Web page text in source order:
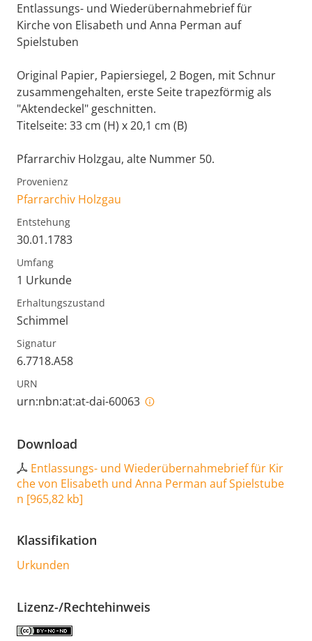
Entlassungs- und Wiederübernahmebrief für
Kirche von Elisabeth und Anna Perman auf
Spielstuben
Original Papier, Papiersiegel, 2 Bogen, mit Schnur
zusammengehalten, erste Seite trapezförmig als
"Aktendeckel" geschnitten.
Titelseite: 33 cm (H) x 20,1 cm (B)
Pfarrarchiv Holzgau, alte Nummer 50.
Provenienz
Pfarrarchiv Holzgau
Entstehung
30.01.1783
Umfang
1 Urkunde
Erhaltungszustand
Schimmel
Signatur
6.7718.A58
URN
urn:nbn:at:at-dai-60063
Download
Entlassungs- und Wiederübernahmebrief für Kir
che von Elisabeth und Anna Perman auf Spielstube
n [965,82 kb]
Klassifikation
Urkunden
Lizenz-/Rechtehinweis